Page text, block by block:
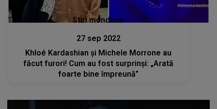
Stiri mondene
27 sep 2022
Khloé Kardashian și Michele Morrone au
făcut furori! Cum au fost surprinși: „Arată
foarte bine împreună”